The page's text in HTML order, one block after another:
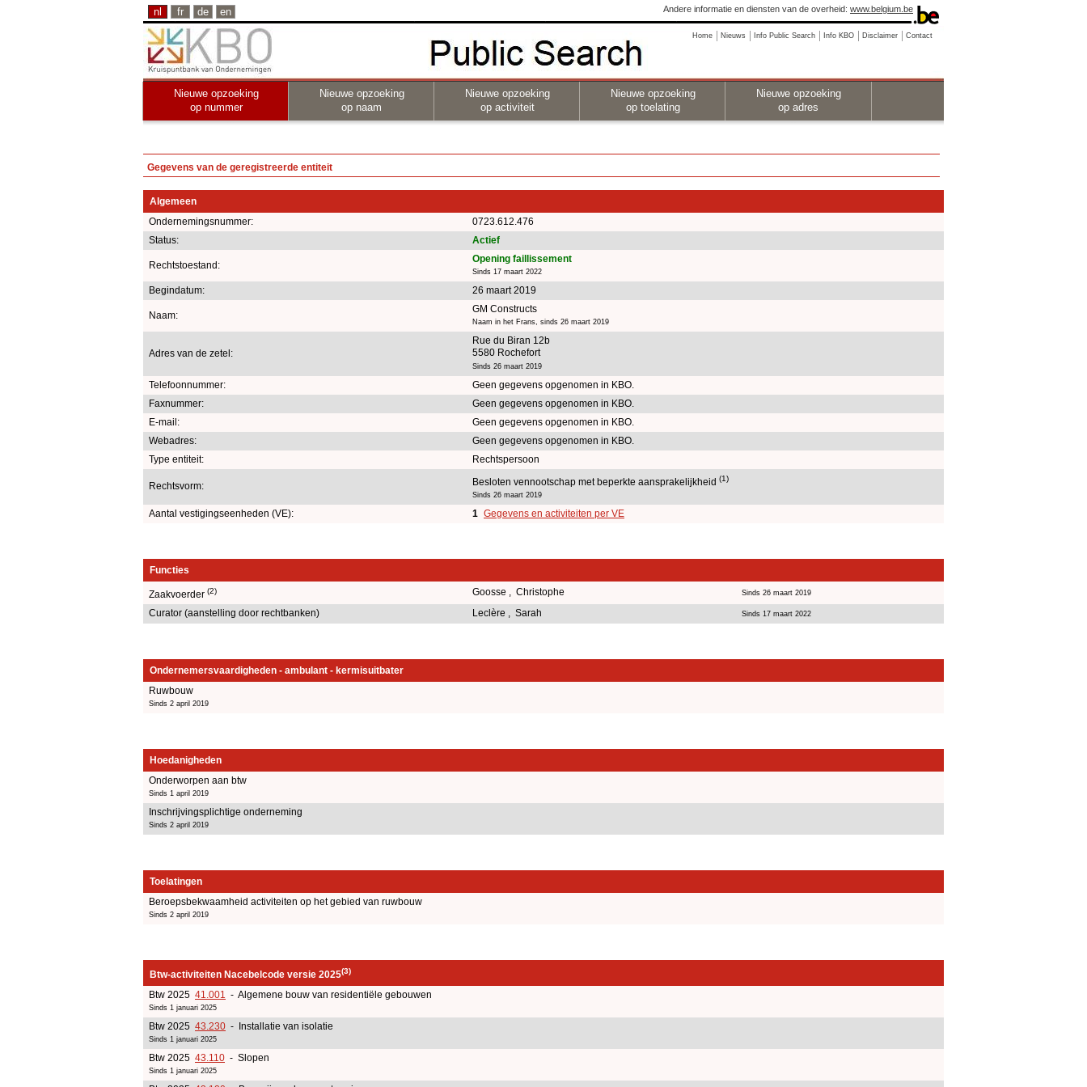
nl fr de en Andere informatie en diensten van de overheid: www.belgium.be
Home Nieuws Info Public Search Info KBO Disclaimer Contact
Nieuwe opzoeking
op nummer
Nieuwe opzoeking
op naam
Nieuwe opzoeking
op activiteit
Nieuwe opzoeking
op toelating
Nieuwe opzoeking
op adres
Gegevens van de geregistreerde entiteit
Algemeen
Ondernemingsnummer:
0723.612.476
Status:
Actief
Rechtstoestand:
Opening faillissement
Sinds 17 maart 2022
Begindatum: 26 maart 2019
Naam:
GM Constructs
Naam in het Frans, sinds 26 maart 2019
Adres van de zetel:
Rue du Biran 12b
5580 Rochefort
Sinds 26 maart 2019
Telefoonnummer:
Geen gegevens opgenomen in KBO.
Faxnummer:
Geen gegevens opgenomen in KBO.
E-mail:
Geen gegevens opgenomen in KBO.
Webadres:
Geen gegevens opgenomen in KBO.
Type entiteit:
Rechtspersoon
Rechtsvorm: Besloten vennootschap met beperkte aansprakelijkheid (1)
Sinds 26 maart 2019
Aantal vestigingseenheden (VE): 1 Gegevens en activiteiten per VE
Functies
Zaakvoerder (2) Goosse , Christophe Sinds 26 maart 2019
Curator (aanstelling door rechtbanken) Leclère , Sarah Sinds 17 maart 2022
Ondernemersvaardigheden - ambulant - kermisuitbater
Ruwbouw
Sinds 2 april 2019
Hoedanigheden
Onderworpen aan btw
Sinds 1 april 2019
Inschrijvingsplichtige onderneming
Sinds 2 april 2019
Toelatingen
Beroepsbekwaamheid activiteiten op het gebied van ruwbouw
Sinds 2 april 2019
Btw-activiteiten Nacebelcode versie 2025(3)
Btw 2025 41.001 - Algemene bouw van residentiële gebouwen
Sinds 1 januari 2025
Btw 2025 43.230 - Installatie van isolatie
Sinds 1 januari 2025
Btw 2025 43.110 - Slopen
Sinds 1 januari 2025